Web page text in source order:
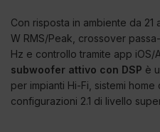
Con risposta in ambiente da
W RMS/Peak, crossover
Hz e controllo tramite app iOS/
subwoofer attivo con DSP è
per impianti Hi-Fi, sistemi
configurazioni 2.1 di livello